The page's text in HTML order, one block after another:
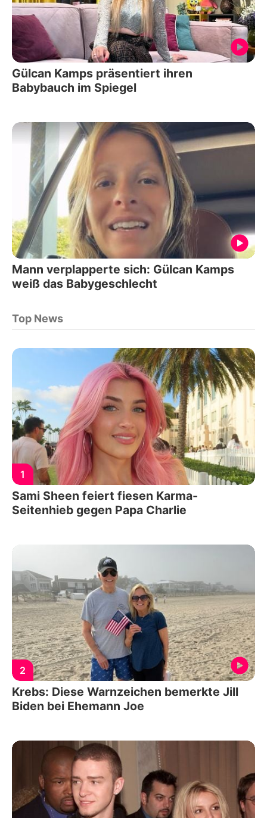
Gülcan Kamps präsentiert ihren
Babybauch im Spiegel
Mann verplapperte sich: Gülcan Kamps
weiß das Babygeschlecht
Top News
1
Sami Sheen feiert fiesen Karma-
Seitenhieb gegen Papa Charlie
2
Krebs: Diese Warnzeichen bemerkte Jill
Biden bei Ehemann Joe